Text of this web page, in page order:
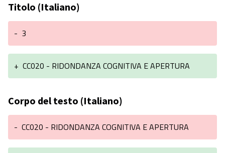
Titolo (Italiano)
- 3
+ CC020 - RIDONDANZA COGNITIVA E APERTURA
Corpo del testo (Italiano)
- CC020 - RIDONDANZA COGNITIVA E APERTURA